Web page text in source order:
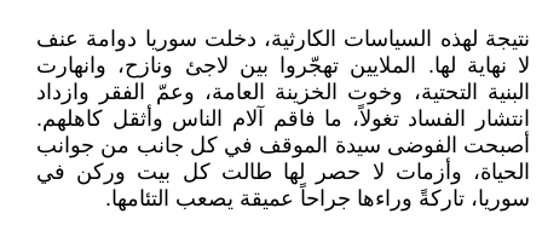
نتيجة لهذه السياسات الكارثية، دخلت سوريا دوامة عنف
لا نهاية لها. الملايين تهجّروا بين لاجئ ونازح، وانهارت
البنية التحتية، وخوت الخزينة العامة، وعمّ الفقر وازداد
انتشار الفساد تغولاً، ما فاقم آلام الناس وأثقل كاهلهم.
أصبحت الفوضى سيدة الموقف في كل جانب من جوانب
الحياة، وأزمات لا حصر لها طالت كل بيت وركن في
سوريا، تاركةً وراءها جراحاً عميقة يصعب التئامها.